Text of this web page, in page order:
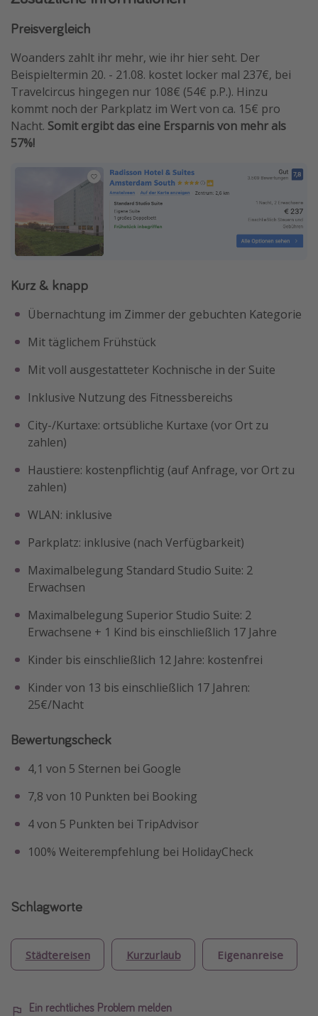
Preisvergleich
Woanders zahlt ihr mehr, wie ihr hier seht. Der
Beispieltermin 20. - 21.08. kostet locker mal 237€, bei
Travelcircus hingegen nur 108€ (54€ p.P.). Hinzu
kommt noch der Parkplatz im Wert von ca. 15€ pro
Nacht. Somit ergibt das eine Ersparnis von mehr als
57%!
Kurz & knapp
Übernachtung im Zimmer der gebuchten Kategorie
Mit täglichem Frühstück
Mit voll ausgestatteter Kochnische in der Suite
Inklusive Nutzung des Fitnessbereichs
City-/Kurtaxe: ortsübliche Kurtaxe (vor Ort zu
zahlen)
Haustiere: kostenpflichtig (auf Anfrage, vor Ort zu
zahlen)
WLAN: inklusive
Parkplatz: inklusive (nach Verfügbarkeit)
Maximalbelegung Standard Studio Suite: 2
Erwachsen
Maximalbelegung Superior Studio Suite: 2
Erwachsene + 1 Kind bis einschließlich 17 Jahre
Kinder bis einschließlich 12 Jahre: kostenfrei
Kinder von 13 bis einschließlich 17 Jahren:
25€/Nacht
Bewertungscheck
4,1 von 5 Sternen bei Google
7,8 von 10 Punkten bei Booking
4 von 5 Punkten bei TripAdvisor
100% Weiterempfehlung bei HolidayCheck
Schlagworte
Städtereisen Kurzurlaub Eigenanreise
Ein rechtliches Problem melden